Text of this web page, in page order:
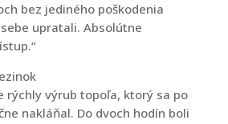
bez jediného poškodenia
upratali. Absolútne
rýchly výrub topoľa, ktorý sa po
nakláňal. Do dvoch hodín boli